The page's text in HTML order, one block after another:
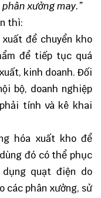
xưởng may.”
thì:
để chuyển kho
để tiếp tục quá
kinh doanh. Đối
bộ, doanh nghiệp
tính và kê khai
hóa xuất kho để
đó có thể phục
quạt điện do
các phân xưởng, sử